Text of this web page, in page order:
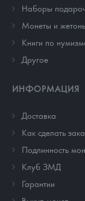
Наборы
Монеты и
Книги по
Другое
ИНФОРМАЦИЯ
Доставка
Как сделать
Подлинность
Клуб ЗМД
Гарантии